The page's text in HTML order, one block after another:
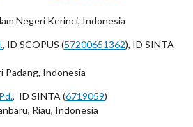
Negeri Kerinci, Indonesia
, ID SCOPUS (57200651362), ID SINTA
Padang, Indonesia
, ID SINTA (6719059)
Riau, Indonesia